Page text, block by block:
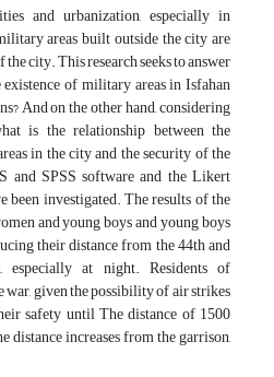
and urbanization, especially in
areas built outside the city are
city. This research seeks to answer
of military areas in Isfahan
And on the other hand, considering
is the relationship between the
in the city and the security of the
and SPSS software and the Likert
been investigated. The results of the
and young boys and young boys
their distance from the 44th and
especially at night. Residents of
given the possibility of air strikes
safety until The distance of 1500
distance increases from the garrison,